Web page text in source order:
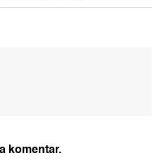
komentar.